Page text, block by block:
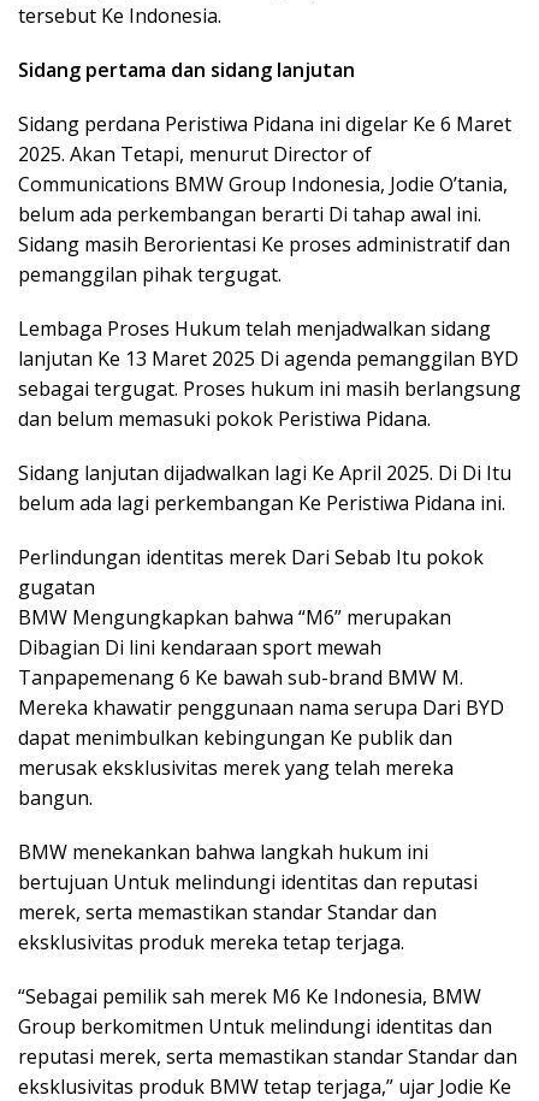
tersebut Ke Indonesia.
Sidang pertama dan sidang lanjutan
Sidang perdana Peristiwa Pidana ini digelar Ke 6 Maret
2025. Akan Tetapi, menurut Director of
Communications BMW Group Indonesia, Jodie O’tania,
belum ada perkembangan berarti Di tahap awal ini.
Sidang masih Berorientasi Ke proses administratif dan
pemanggilan pihak tergugat.
Lembaga Proses Hukum telah menjadwalkan sidang
lanjutan Ke 13 Maret 2025 Di agenda pemanggilan BYD
sebagai tergugat. Proses hukum ini masih berlangsung
dan belum memasuki pokok Peristiwa Pidana.
Sidang lanjutan dijadwalkan lagi Ke April 2025. Di Di Itu
belum ada lagi perkembangan Ke Peristiwa Pidana ini.
Perlindungan identitas merek Dari Sebab Itu pokok
gugatan
BMW Mengungkapkan bahwa “M6” merupakan
Dibagian Di lini kendaraan sport mewah
Tanpapemenang 6 Ke bawah sub-brand BMW M.
Mereka khawatir penggunaan nama serupa Dari BYD
dapat menimbulkan kebingungan Ke publik dan
merusak eksklusivitas merek yang telah mereka
bangun.
BMW menekankan bahwa langkah hukum ini
bertujuan Untuk melindungi identitas dan reputasi
merek, serta memastikan standar Standar dan
eksklusivitas produk mereka tetap terjaga.
“Sebagai pemilik sah merek M6 Ke Indonesia, BMW
Group berkomitmen Untuk melindungi identitas dan
reputasi merek, serta memastikan standar Standar dan
eksklusivitas produk BMW tetap terjaga,” ujar Jodie Ke